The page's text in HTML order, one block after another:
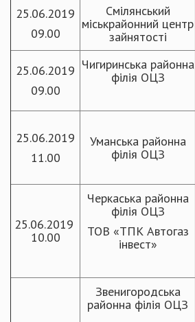
25.06.2019
09.00
Смілянський
міськрайонний центр
зайнятості
25.06.2019
09.00
Чигиринська районна
філія ОЦЗ
25.06.2019
11.00
Уманська районна
філія ОЦЗ
25.06.2019
10.00
Черкаська районна
філія ОЦЗ
ТОВ «ТПК Автогаз
інвест»
Звенигородська
районна філія ОЦЗ